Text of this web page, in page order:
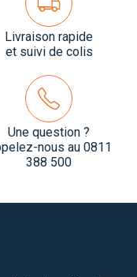
Livraison rapide
et suivi de colis
Une question ?
nous au 0811
388 500